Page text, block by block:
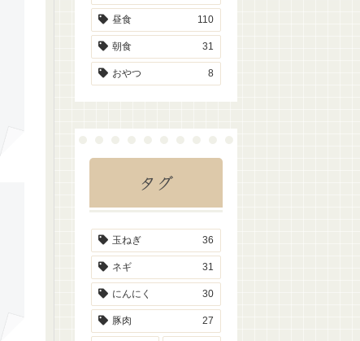
昼食 110
朝食 31
おやつ 8
タグ
玉ねぎ 36
ネギ 31
にんにく 30
豚肉 27